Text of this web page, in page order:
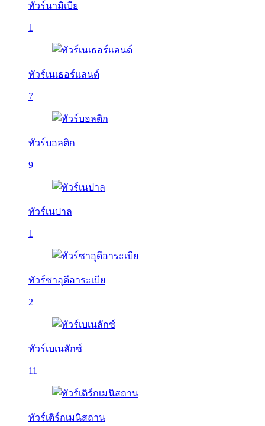
ทัวร์นามิเบีย
1
ทัวร์เนเธอร์แลนด์
7
ทัวร์บอลติก
9
ทัวร์เนปาล
1
ทัวร์ซาอุดีอาระเบีย
2
ทัวร์เบเนลักซ์
11
ทัวร์เติร์กเมนิสถาน